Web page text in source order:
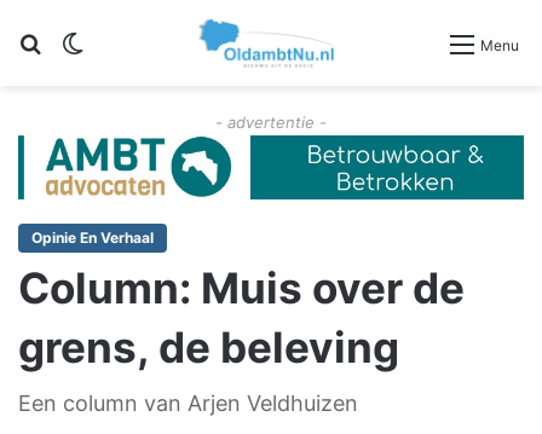
Zoeken Menu
- advertentie -
Opinie En Verhaal
Column: Muis over de
grens, de beleving
Een column van Arjen Veldhuizen